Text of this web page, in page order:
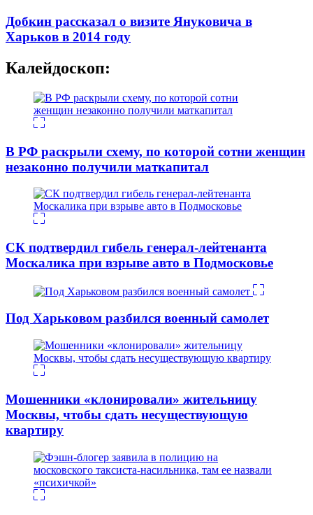
Добкин рассказал о визите Януковича в
Харьков в 2014 году
Калейдоскоп:
В РФ раскрыли схему, по которой сотни женщин
незаконно получили маткапитал
СК подтвердил гибель генерал-лейтенанта
Москалика при взрыве авто в Подмосковье
Под Харьковом разбился военный самолет
Мошенники «клонировали» жительницу
Москвы, чтобы сдать несуществующую
квартиру